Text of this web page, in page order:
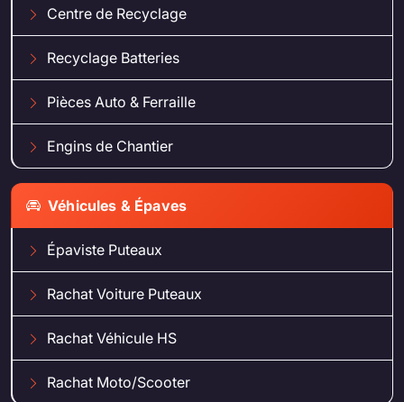
Centre de Recyclage
Recyclage Batteries
Pièces Auto & Ferraille
Engins de Chantier
Véhicules & Épaves
Épaviste Puteaux
Rachat Voiture Puteaux
Rachat Véhicule HS
Rachat Moto/Scooter